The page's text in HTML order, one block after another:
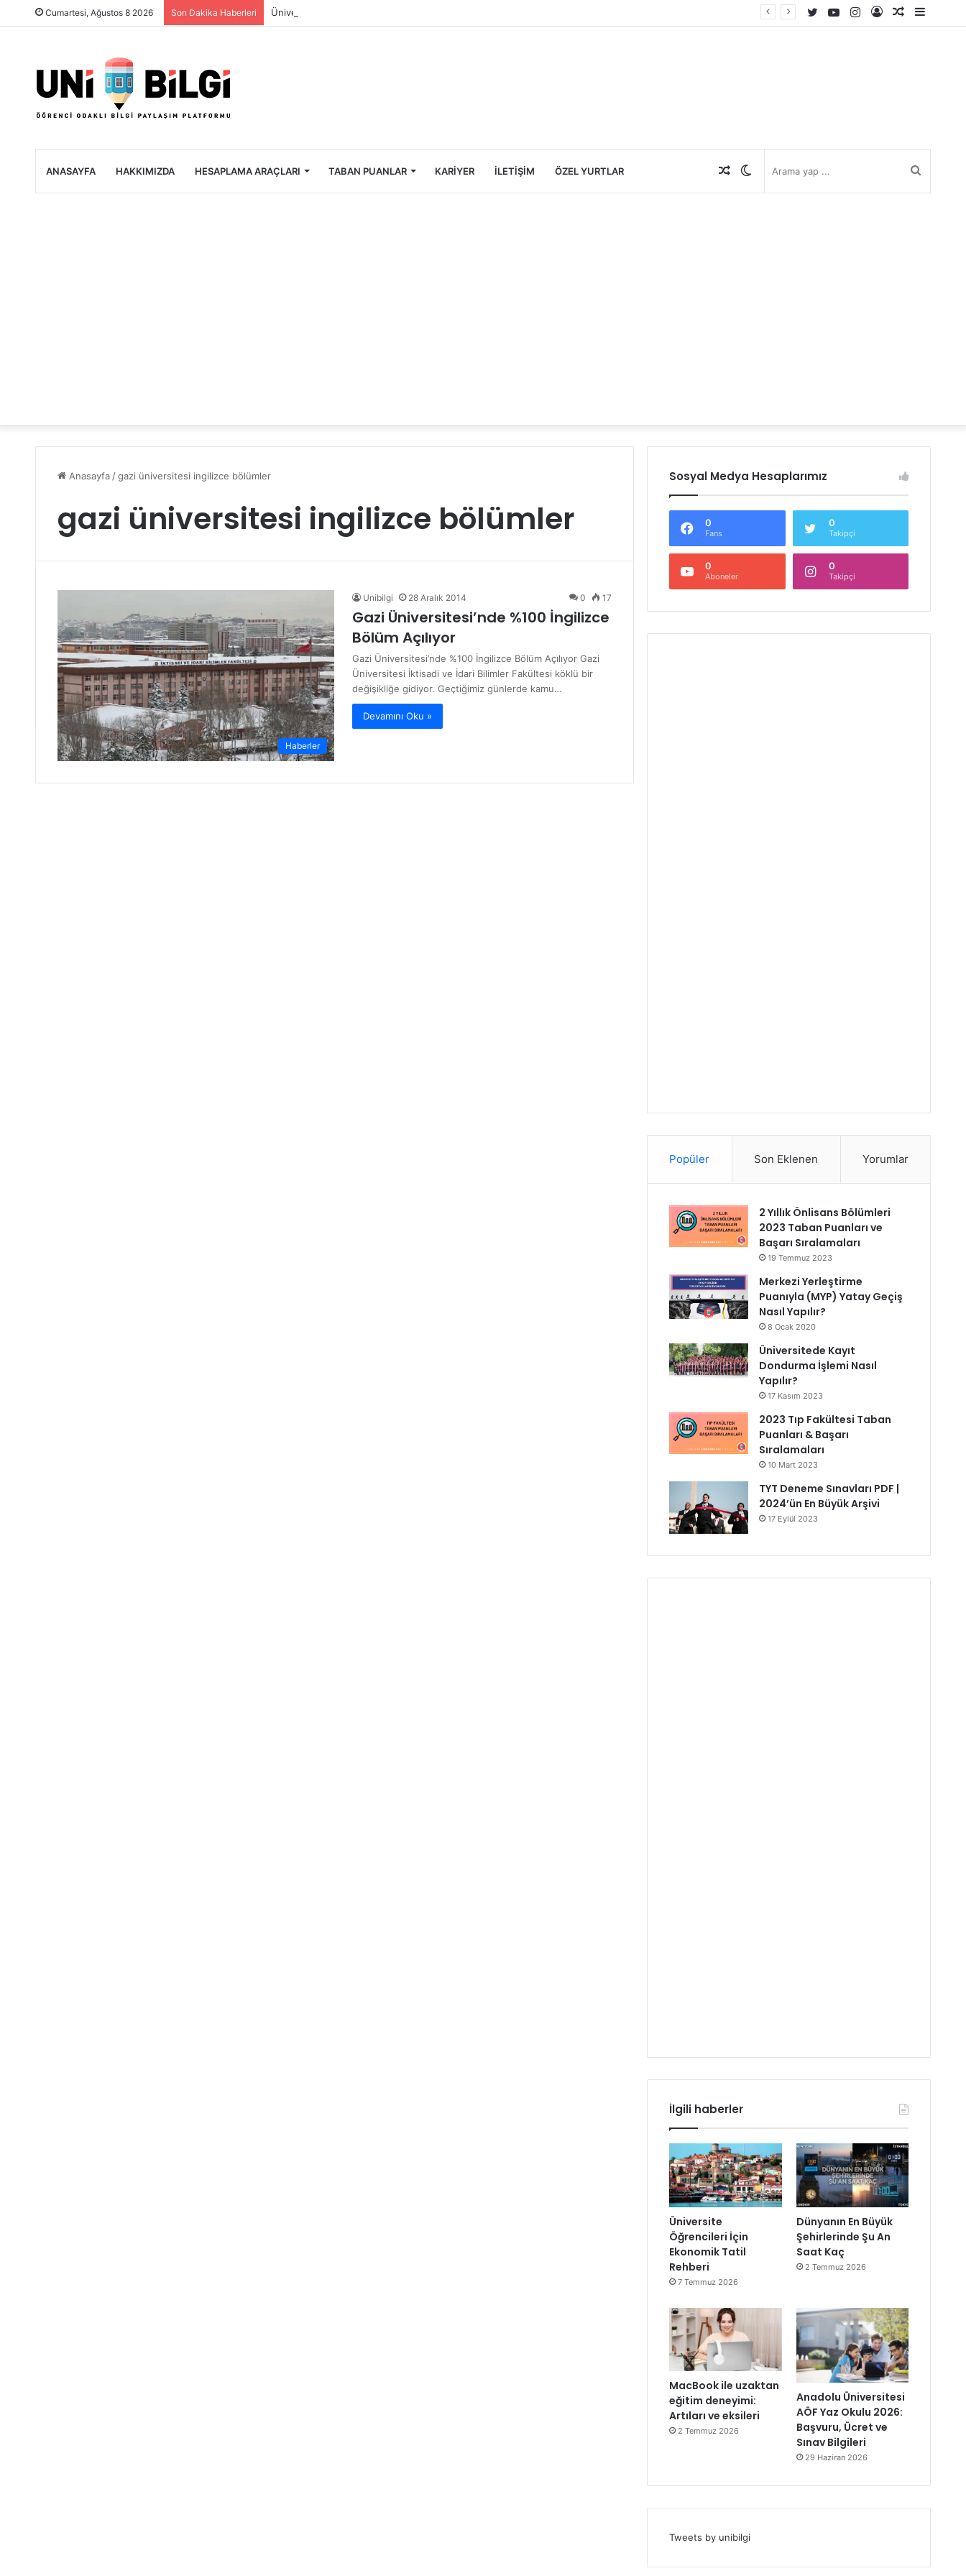
Cumartesi, Ağustos 8 2026 Son Dakika Haberleri Üniversite Öğrencileri İçin Ekonomik Tatil Rehberi
Rastgele
Kayıt
Instagram
YouTube
Twitter
ANASAYFA HAKKIMIZDA HESAPLAMA ARAÇLARI TABAN PUANLAR KARIYER İLETIŞIM ÖZEL YURTLAR Rastgele
Anasayfa / gazi üniversitesi ingilizce bölümler
gazi üniversitesi ingilizce bölümler
Haberler
Unibilgi 28 Aralık 2014 0 17
Gazi Üniversitesi’nde %100 İngilizce
Bölüm Açılıyor
Gazi Üniversitesi’nde %100 İngilizce Bölüm Açılıyor Gazi
Üniversitesi İktisadi ve İdari Bilimler Fakültesi köklü bir
değişikliğe gidiyor. Geçtiğimiz günlerde kamu…
Devamını Oku »
Sosyal Medya Hesaplarımız
0
Fans
0
Takipçi
0
Aboneler
0
Takipçi
Popüler Son Eklenen Yorumlar
2 Yıllık Önlisans Bölümleri
2023 Taban Puanları ve
Başarı Sıralamaları
19 Temmuz 2023
Merkezi Yerleştirme
Puanıyla (MYP) Yatay Geçiş
Nasıl Yapılır?
8 Ocak 2020
Üniversitede Kayıt
Dondurma İşlemi Nasıl
Yapılır?
17 Kasım 2023
2023 Tıp Fakültesi Taban
Puanları & Başarı
Sıralamaları
10 Mart 2023
TYT Deneme Sınavları PDF |
2024’ün En Büyük Arşivi
17 Eylül 2023
İlgili haberler
Üniversite
Öğrencileri İçin
Ekonomik Tatil
Rehberi
7 Temmuz 2026
Dünyanın En Büyük
Şehirlerinde Şu An
Saat Kaç
2 Temmuz 2026
MacBook ile uzaktan
eğitim deneyimi:
Artıları ve eksileri
2 Temmuz 2026
Anadolu Üniversitesi
AÖF Yaz Okulu 2026:
Başvuru, Ücret ve
Sınav Bilgileri
29 Haziran 2026
Tweets by unibilgi